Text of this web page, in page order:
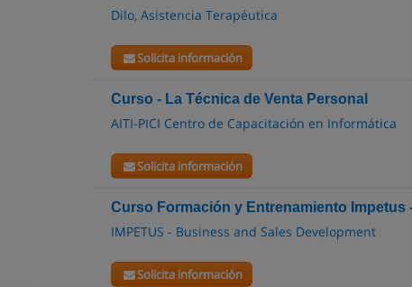
Dilo, Asistencia Terapéutica
Solicita información
Curso - La Técnica de Venta Personal
AITI-PICI Centro de Capacitación en Informática
Solicita información
Curso Formación y Entrenamiento Impetus
IMPETUS - Business and Sales Development
Solicita información